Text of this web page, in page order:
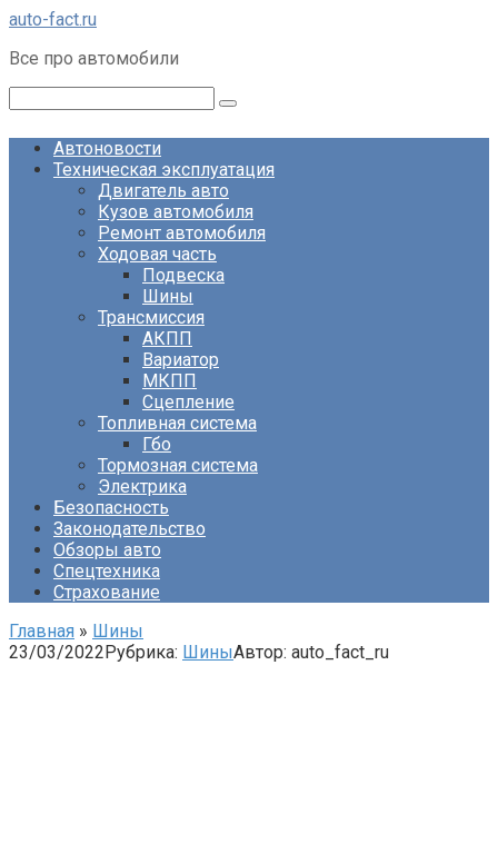
Перейти
контенту
auto-fact.ru
Все про автомобили
Автоновости
Техническая эксплуатация
Двигатель авто
Кузов автомобиля
Ремонт автомобиля
Ходовая часть
Подвеска
Шины
Трансмиссия
АКПП
Вариатор
МКПП
Сцепление
Топливная система
Гбо
Тормозная система
Электрика
Безопасность
Законодательство
Обзоры авто
Спецтехника
Страхование
Главная » Шины
23/03/2022Рубрика: ШиныАвтор: auto_fact_ru